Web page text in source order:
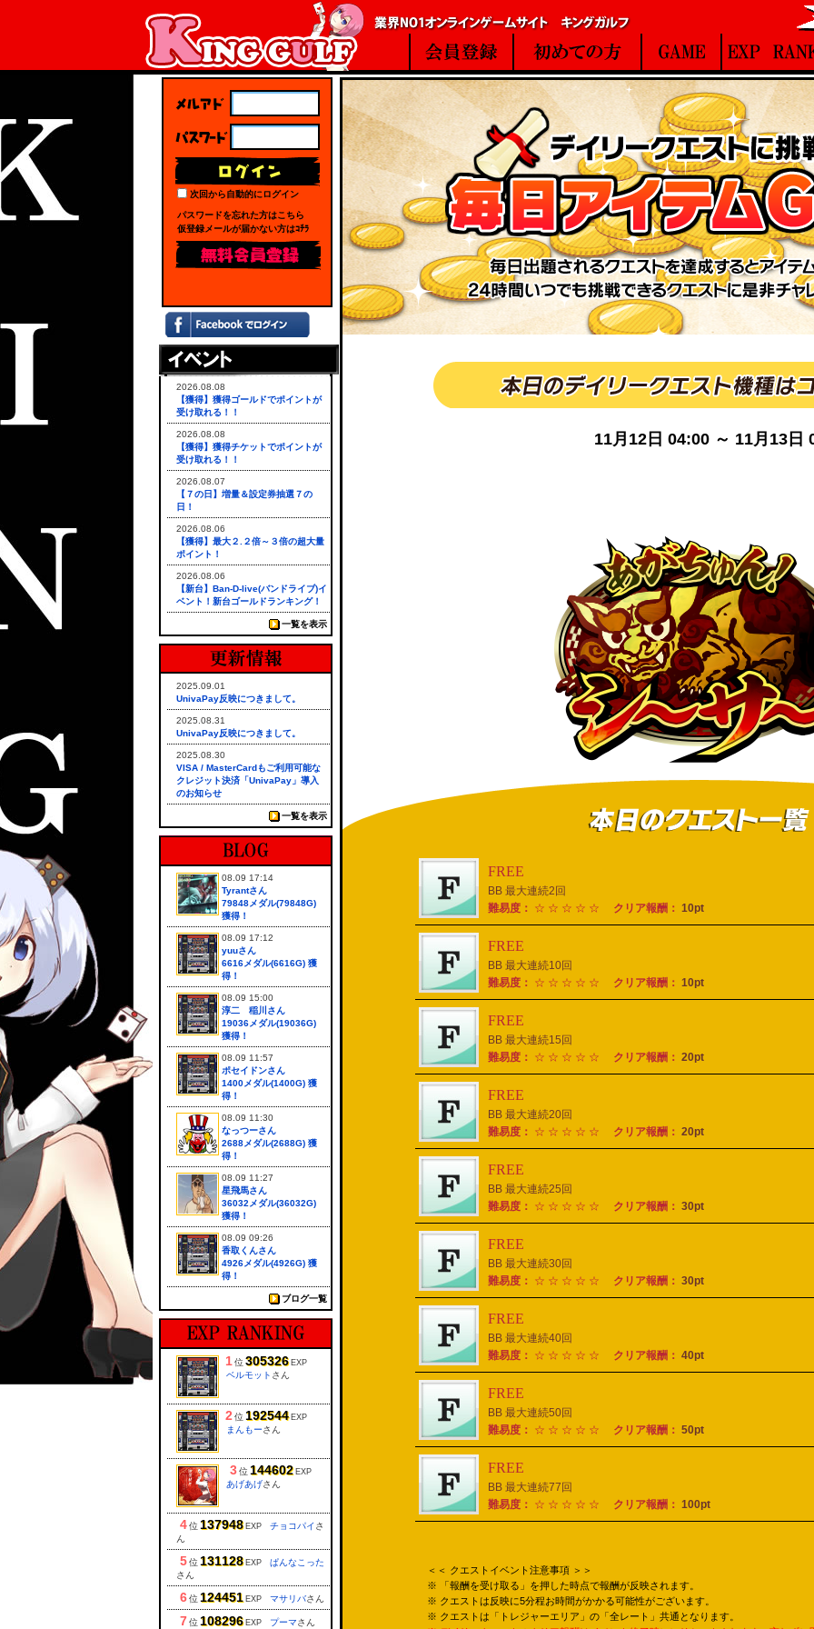
11月12日 04:00 ～ 11月13日
FREE
BB 最大連続2回
難易度： ☆ ☆ ☆ ☆ ☆ クリア報酬： 10pt
FREE
BB 最大連続10回
難易度： ☆ ☆ ☆ ☆ ☆ クリア報酬： 10pt
FREE
BB 最大連続15回
難易度： ☆ ☆ ☆ ☆ ☆ クリア報酬： 20pt
FREE
BB 最大連続20回
難易度： ☆ ☆ ☆ ☆ ☆ クリア報酬： 20pt
FREE
BB 最大連続25回
難易度： ☆ ☆ ☆ ☆ ☆ クリア報酬： 30pt
FREE
BB 最大連続30回
難易度： ☆ ☆ ☆ ☆ ☆ クリア報酬： 30pt
FREE
BB 最大連続40回
難易度： ☆ ☆ ☆ ☆ ☆ クリア報酬： 40pt
FREE
BB 最大連続50回
難易度： ☆ ☆ ☆ ☆ ☆ クリア報酬： 50pt
FREE
BB 最大連続77回
難易度： ☆ ☆ ☆ ☆ ☆ クリア報酬： 100pt
＜＜ クエストイベント注意事項 ＞＞
※ 「報酬を受け取る」を押した時点で報酬が反映されます。
※ クエストは反映に5分程お時間がかかる可能性がございます。
※ クエストは「トレジャーエリア」の「全レート」共通となります。
次回から自動的にログイン
パスワードを忘れた方はこちら
仮登録メールが届かない方はｺﾁﾗ
2026.08.08
【獲得】獲得ゴールドでポイントが
受け取れる！！
2026.08.08
【獲得】獲得チケットでポイントが
受け取れる！！
2026.08.07
【７の日】増量＆設定券抽選７の
日！
2026.08.06
【獲得】最大２.２倍～３倍の超大量
ポイント！
2026.08.06
【新台】Ban-D-live(バンドライブ)イ
ベント！新台ゴールドランキング！
一覧を表示
2025.09.01
UnivaPay反映につきまして。
2025.08.31
UnivaPay反映につきまして。
2025.08.30
VISA / MasterCardもご利用可能な
クレジット決済「UnivaPay」導入
のお知らせ
一覧を表示
08.09 17:14
Tyrantさん
79848メダル(79848G)
獲得！
08.09 17:12
yuuさん
6616メダル(6616G) 獲
得！
08.09 15:00
淳二 稲川さん
19036メダル(19036G)
獲得！
08.09 11:57
ポセイドンさん
1400メダル(1400G) 獲
得！
08.09 11:30
なっつーさん
2688メダル(2688G) 獲
得！
08.09 11:27
星飛馬さん
36032メダル(36032G)
獲得！
08.09 09:26
香取くんさん
4926メダル(4926G) 獲
得！
ブログ一覧
1位 305326 EXP
ベルモット さん
2 位 192544 EXP
まんもーさん
3位 144602 EXP
あげあげさん
4位 137948 EXP チョコパイ さ
ん
5位 131128 EXP
ぱんなこった
さん
6位 124451 EXP マサリバさん
7位 108296 EXP プーマさん